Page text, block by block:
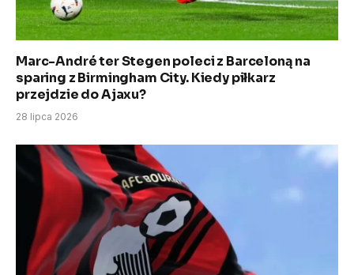
Marc-André ter Stegen poleci z Barceloną na
sparing z Birmingham City. Kiedy piłkarz
przejdzie do Ajaxu?
28 lipca 2026